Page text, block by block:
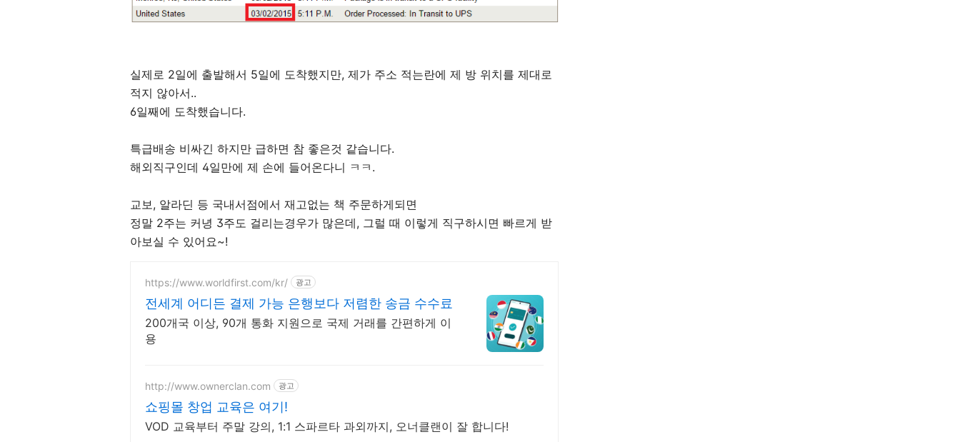
실제로 2일에 출발해서 5일에 도착했지만, 제가 주소 적는란에 제 방 위치를 제대로
적지 않아서..
6일째에 도착했습니다.
특급배송 비싸긴 하지만 급하면 참 좋은것 같습니다.
해외직구인데 4일만에 제 손에 들어온다니 ㅋㅋ.
교보, 알라딘 등 국내서점에서 재고없는 책 주문하게되면
정말 2주는 커녕 3주도 걸리는경우가 많은데, 그럴 때 이렇게 직구하시면 빠르게 받
아보실 수 있어요~!
https://www.worldfirst.com/kr/ 광고
전세계 어디든 결제 가능 은행보다 저렴한 송금 수수료
200개국 이상, 90개 통화 지원으로 국제 거래를 간편하게 이
용
http://www.ownerclan.com 광고
쇼핑몰 창업 교육은 여기!
VOD 교육부터 주말 강의, 1:1 스파르타 과외까지, 오너클랜이 잘 합니다!